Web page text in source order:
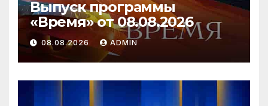
Выпуск программы
«Время» от 08.08.2026
08.08.2026 ADMIN